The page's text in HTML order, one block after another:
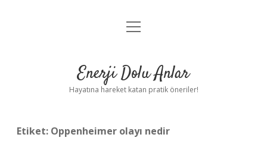
Anasayfa
Yasal Uyarı
menüyü
Enerji Dolu Anlar
Hayatına hareket katan pratik öneriler!
Etiket: Oppenheimer olayı nedir